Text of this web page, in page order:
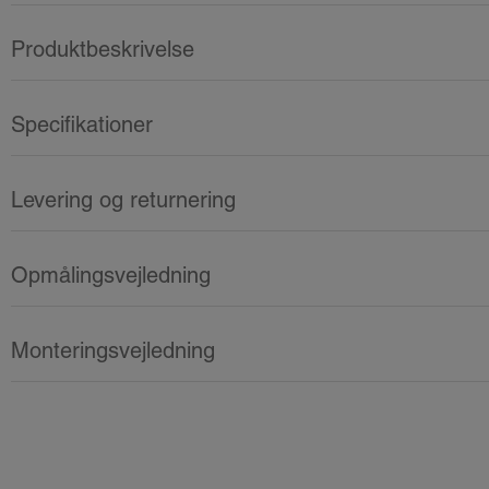
Produktbeskrivelse
Specifikationer
Levering og returnering
Opmålingsvejledning
Monteringsvejledning